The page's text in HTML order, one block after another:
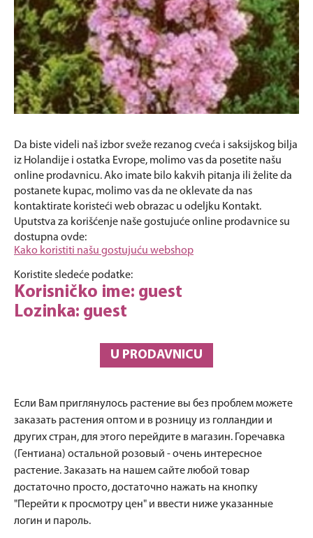
Da biste videli naš izbor sveže rezanog cveća i saksijskog bilja
iz Holandije i ostatka Evrope, molimo vas da posetite našu
online prodavnicu. Ako imate bilo kakvih pitanja ili želite da
postanete kupac, molimo vas da ne oklevate da nas
kontaktirate koristeći web obrazac u odeljku Kontakt.
Uputstva za korišćenje naše gostujuće online prodavnice su
dostupna ovde:
Kako koristiti našu gostujuću webshop
Koristite sledeće podatke:
Korisničko ime: guest
Lozinka: guest
U PRODAVNICU
Если Вам приглянулось растение вы без проблем можете
заказать растения оптом и в розницу из голландии и
других стран, для этого перейдите в магазин. Горечавка
(Гентиана) остальной розовый - очень интересное
растение. Заказать на нашем сайте любой товар
достаточно просто, достаточно нажать на кнопку
"Перейти к просмотру цен" и ввести ниже указанные
логин и пароль.